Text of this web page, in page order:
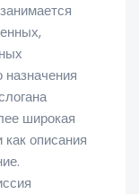
назначения
широкая
описания